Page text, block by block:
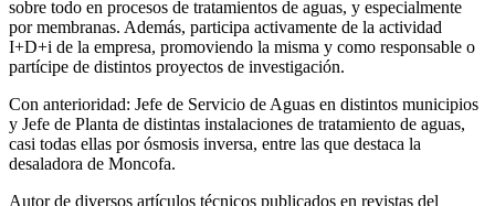
sobre todo en procesos de tratamientos de aguas, y especialmente
por membranas. Además, participa activamente de la actividad
I+D+i de la empresa, promoviendo la misma y como responsable o
partícipe de distintos proyectos de investigación.
Con anterioridad: Jefe de Servicio de Aguas en distintos municipios
y Jefe de Planta de distintas instalaciones de tratamiento de aguas,
casi todas ellas por ósmosis inversa, entre las que destaca la
desaladora de Moncofa.
Autor de diversos artículos técnicos publicados en revistas del